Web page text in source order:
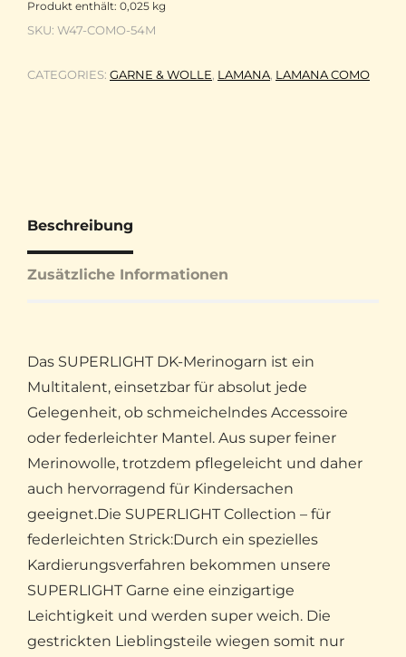
Produkt enthält: 0,025 kg
SKU: W47-COMO-54M
CATEGORIES: GARNE & WOLLE, LAMANA, LAMANA COMO
Beschreibung
Zusätzliche Informationen
Das SUPERLIGHT DK-Merinogarn ist ein
Multitalent, einsetzbar für absolut jede
Gelegenheit, ob schmeichelndes Accessoire
oder federleichter Mantel. Aus super feiner
Merinowolle, trotzdem pflegeleicht und daher
auch hervorragend für Kindersachen
geeignet.Die SUPERLIGHT Collection – für
federleichten Strick:Durch ein spezielles
Kardierungsverfahren bekommen unsere
SUPERLIGHT Garne eine einzigartige
Leichtigkeit und werden super weich. Die
gestrickten Lieblingsteile wiegen somit nur